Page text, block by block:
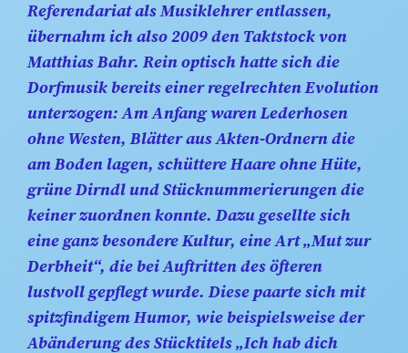
Referendariat als Musiklehrer entlassen,
übernahm ich also 2009 den Taktstock von
Matthias Bahr. Rein optisch hatte sich die
Dorfmusik bereits einer regelrechten Evolution
unterzogen: Am Anfang waren Lederhosen
ohne Westen, Blätter aus Akten-Ordnern die
am Boden lagen, schüttere Haare ohne Hüte,
grüne Dirndl und Stücknummerierungen die
keiner zuordnen konnte. Dazu gesellte sich
eine ganz besondere Kultur, eine Art „Mut zur
Derbheit“, die bei Auftritten des öfteren
lustvoll gepflegt wurde. Diese paarte sich mit
spitzfindigem Humor, wie beispielsweise der
Abänderung des Stücktitels „Ich hab dich